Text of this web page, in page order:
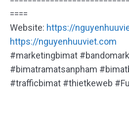
====
Website: https://
https://nguyenhuuviet.com
#marketingbimat
#bimatramatsanpham
#trafficbimat #thietkeweb